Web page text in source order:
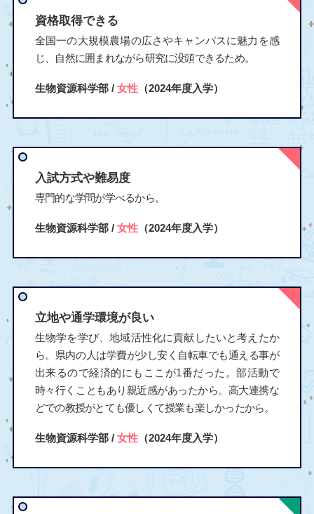
資格取得できる
全国一の大規模農場の広さやキャンパスに魅力を感
じ、自然に囲まれながら研究に没頭できるため。
生物資源科学部 / 女性（2024年度入学）
入試方式や難易度
専門的な学問が学べるから。
生物資源科学部 / 女性（2024年度入学）
立地や通学環境が良い
生物学を学び、地域活性化に貢献したいと考えたか
ら。県内の人は学費が少し安く自転車でも通える事が
出来るので経済的にもここが1番だった。部活動で
時々行くこともあり親近感があったから。高大連携な
どでの教授がとても優しくて授業も楽しかったから。
生物資源科学部 / 女性（2024年度入学）